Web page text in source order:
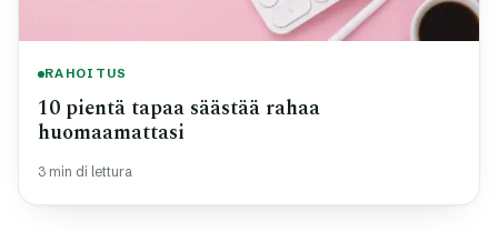
RAHOITUS
10 pientä tapaa säästää rahaa
huomaamattasi
3 min di lettura